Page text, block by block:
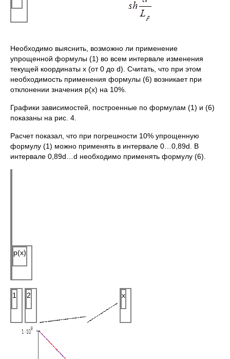
Необходимо выяснить, возможно ли применение
упрощенной формулы (1) во всем интервале изменения
текущей координаты x (от 0 до d). Считать, что при этом
необходимость применения формулы (6) возникает при
отклонении значения p(x) на 10%.
Графики зависимостей, построенные по формулам (1) и (6)
показаны на рис. 4.
Расчет показал, что при погрешности 10% упрощенную
формулу (1) можно применять в интервале 0…0,89d. В
интервале 0,89d…d необходимо применять формулу (6).
p(x)
1 2 x